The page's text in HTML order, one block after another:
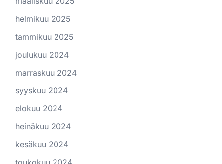
helmikuu 2025
tammikuu 2025
joulukuu 2024
marraskuu 2024
syyskuu 2024
elokuu 2024
heinäkuu 2024
kesäkuu 2024